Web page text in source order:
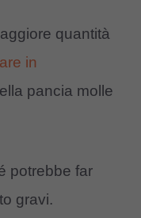
quantità
in
pancia molle
potrebbe far
gravi.